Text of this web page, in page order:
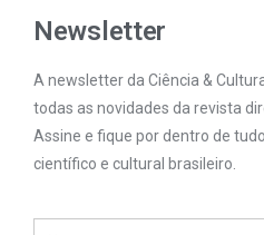
Newsletter
A newsletter da Ciência &
todas as novidades da revista
Assine e fique por dentro de
científico e cultural brasileiro.